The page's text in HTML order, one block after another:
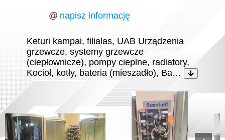
@ napisz informację
Keturi kampai, filialas, UAB Urządzenia
grzewcze, systemy grzewcze
(ciepłownicze), pompy cieplne, radiatory,
Kocioł, kotły, bateria (mieszadło), Ba…